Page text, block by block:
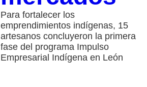
Para fortalecer los
emprendimientos indígenas, 15
artesanos concluyeron la primera
fase del programa Impulso
Empresarial Indígena en León